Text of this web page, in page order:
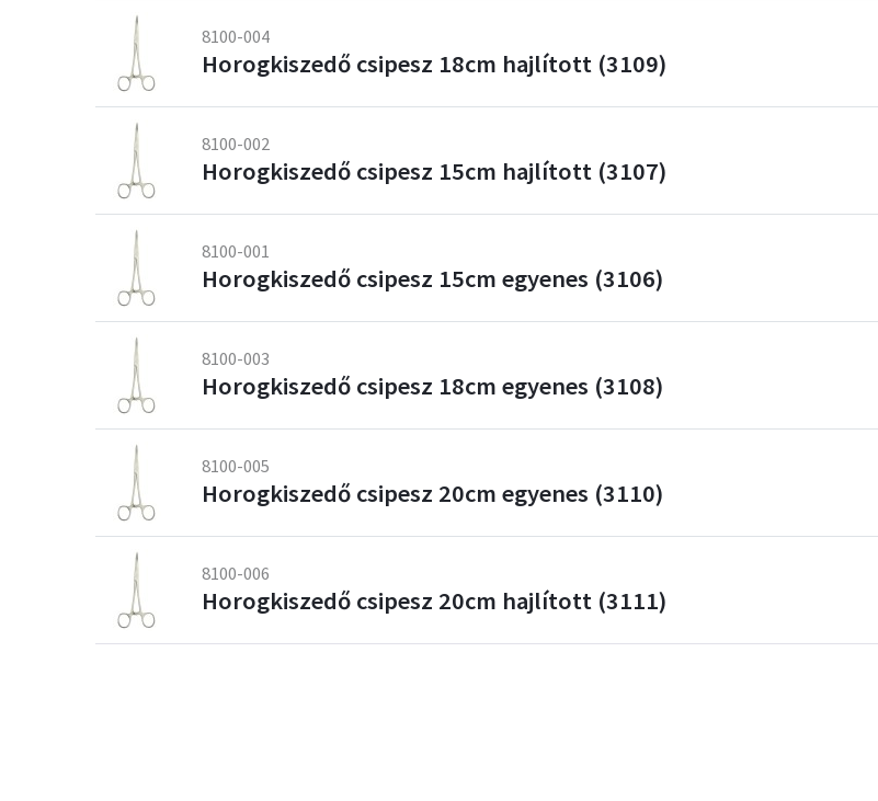
8100-004
Horogkiszedő csipesz 18cm hajlított (3109)
8100-002
Horogkiszedő csipesz 15cm hajlított (3107)
8100-001
Horogkiszedő csipesz 15cm egyenes (3106)
8100-003
Horogkiszedő csipesz 18cm egyenes (3108)
8100-005
Horogkiszedő csipesz 20cm egyenes (3110)
8100-006
Horogkiszedő csipesz 20cm hajlított (3111)